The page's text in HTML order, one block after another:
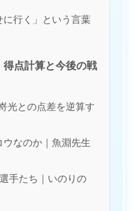
に行く」という言葉
点計算と今後の戦
光との点差を逆算す
なのか｜魚淵先生
手たち｜いのりの